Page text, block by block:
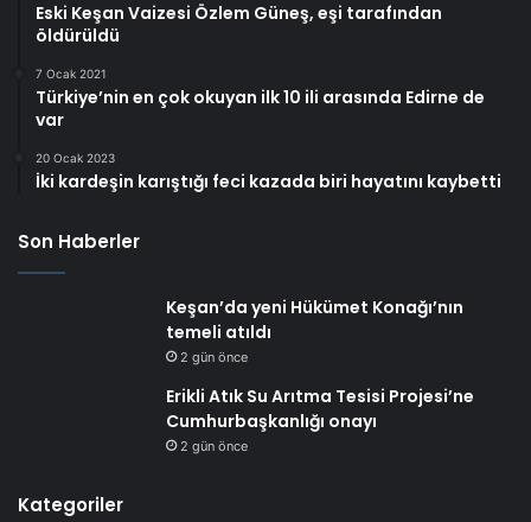
Eski Keşan Vaizesi Özlem Güneş, eşi tarafından
öldürüldü
7 Ocak 2021
Türkiye’nin en çok okuyan ilk 10 ili arasında Edirne de
var
20 Ocak 2023
İki kardeşin karıştığı feci kazada biri hayatını kaybetti
Son Haberler
Keşan’da yeni Hükümet Konağı’nın
temeli atıldı
2 gün önce
Erikli Atık Su Arıtma Tesisi Projesi’ne
Cumhurbaşkanlığı onayı
2 gün önce
Kategoriler